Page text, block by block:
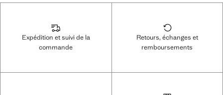
Expédition et suivi de la
commande
Retours, échanges et
remboursements